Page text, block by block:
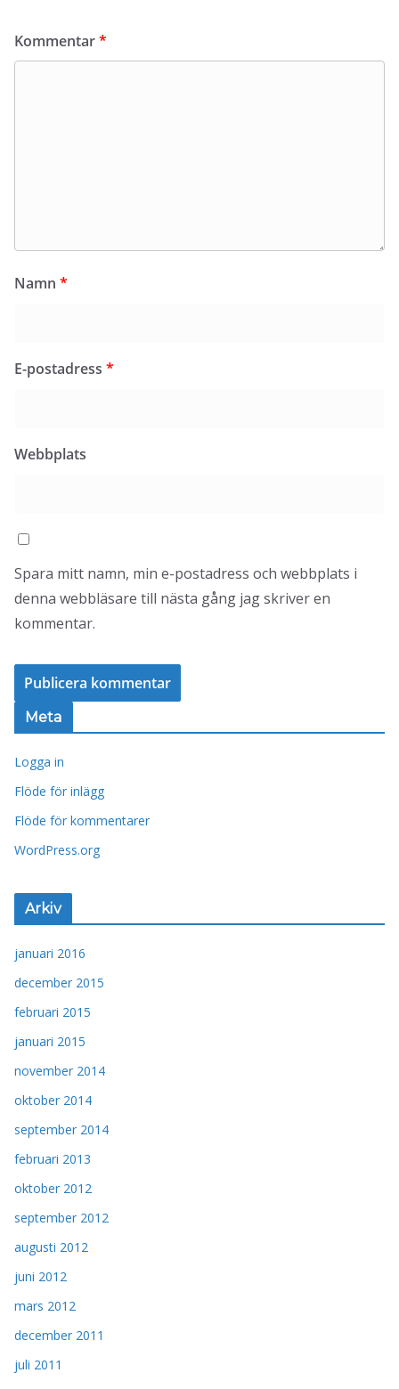
Kommentar*
Namn *
E-postadress *
Webbplats
Spara mitt namn, min e-postadress och webbplats i
denna webbläsare till nästa gång jag skriver en
kommentar.
Meta
Logga in
Flöde för inlägg
Flöde för kommentarer
WordPress.org
Arkiv
januari 2016
december 2015
februari 2015
januari 2015
november 2014
oktober 2014
september 2014
februari 2013
oktober 2012
september 2012
augusti 2012
juni 2012
mars 2012
december 2011
juli 2011